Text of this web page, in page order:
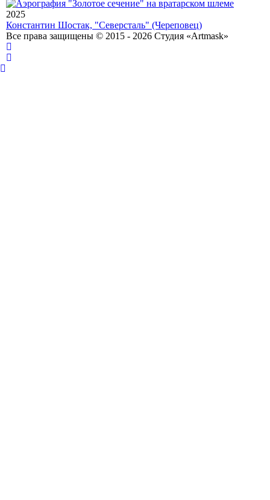
2025
Константин Шостак, "Северсталь" (Череповец)
Все права защищены © 2015 - 2026 Студия «Artmask»